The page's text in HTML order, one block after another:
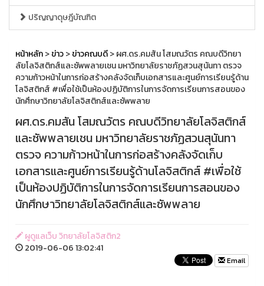
ปริญญาดุษฎีบัณฑิต
หน้าหลัก>ข่าว>ข่าวคณบดี> ผศ.ดร.คมสัน โสมณวัตร คณบดีวิทยา
ลัยโลจิสติกส์และซัพพลายเชน มหาวิทยาลัยราชภัฏสวนสุนันทา ตรวจ
ความก้าวหน้าในการก่อสร้างคลังจัดเก็บเอกสารและศูนย์การเรียนรู้ด้าน
โลจิสติกส์ #เพื่อใช้เป็นห้องปฏิบัติการในการจัดการเรียนการสอนของ
นักศึกษาวิทยาลัยโลจิสติกส์และซัพพลาย
ผศ.ดร.คมสัน โสมณวัตร คณบดีวิทยาลัยโลจิสติกส์
และซัพพลายเชน มหาวิทยาลัยราชภัฏสวนสุนันทา
ตรวจ ความก้าวหน้าในการก่อสร้างคลังจัดเก็บ
เอกสารและศูนย์การเรียนรู้ด้านโลจิสติกส์ #เพื่อใช้
เป็นห้องปฏิบัติการในการจัดการเรียนการสอนของ
นักศึกษาวิทยาลัยโลจิสติกส์และซัพพลาย
ผูดูแลเว็บ วิทยาลัยโลจิสติก2
2019-06-06 13:02:41
Email